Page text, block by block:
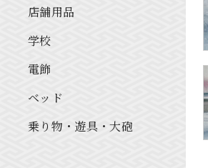
店舗用品
学校
電飾
ベッド
乗り物・遊具・大砲